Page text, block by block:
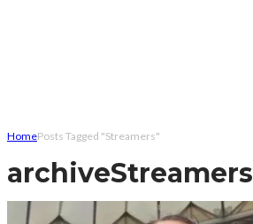
HomePosts Tagged "Streamers"
archiveStreamers